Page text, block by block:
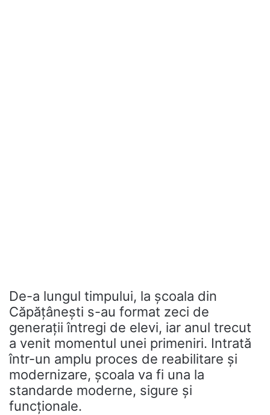
De-a lungul timpului, la școala din
Căpățânești s-au format zeci de
generații întregi de elevi, iar anul trecut
a venit momentul unei primeniri. Intrată
într-un amplu proces de reabilitare și
modernizare, școala va fi una la
standarde moderne, sigure și
funcționale.